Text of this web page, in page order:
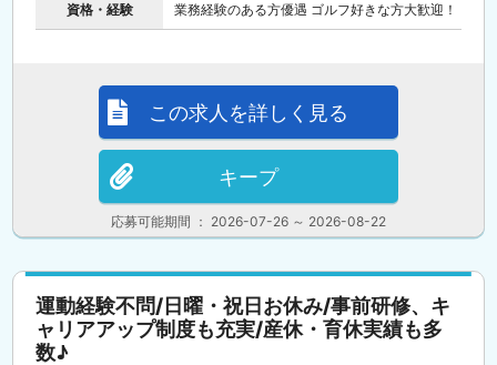
資格・経験 業務経験のある方優遇 ゴルフ好きな方大歓迎！
応募可能期間 ： 2026-07-26 ～ 2026-08-22
この求人を詳しく見る
キープ
運動経験不問/日曜・祝日お休み/事前研修、キ
ャリアアップ制度も充実/産休・育休実績も多
数♪